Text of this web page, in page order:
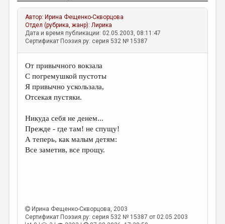
АВТОРЫ
КОММЕНТАРИИ
ЛИТСАЛОН
НОВОСТИ
ПРАВИЛА САЙТА
ИЗБРАННОЕ
ДАЙДЖЕСТ
ДЕТСКАЯ КОМНАТА
Автор: Ирина Фещенко-Скворцова
Отдел (рубрика, жанр):Лирика
Дата и время публикации: 02.05.2003, 08:11:47
Сертификат Поэзия.ру: серия 532 № 15387
От привычного вокзала
С погремушкой пустоты
Я привычно ускользала,
Отсекая пустяки.
Никуда себя не денем...
Прежде - где там! не спущу!
А теперь, как малым детям:
Все заметив, все прощу.
Ирина Фещенко-Скворцова, 2003
Сертификат Поэзия.ру: серия 532 № 15387 от 02.05.2003